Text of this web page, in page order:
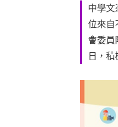
中學文
位來自
會委員
日，